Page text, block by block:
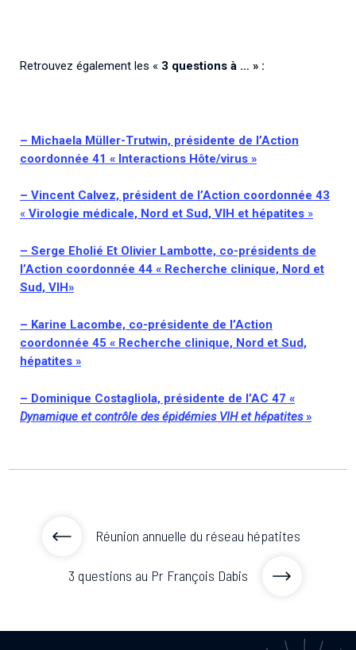
Retrouvez également les « 3 questions à … » :
– Michaela Müller-Trutwin, présidente de l’Action
coordonnée 41 « Interactions Hôte/virus »
– Vincent Calvez, président de l’Action coordonnée 43
« Virologie médicale, Nord et Sud, VIH et hépatites »
– Serge Eholié Et Olivier Lambotte, co-présidents de
l’Action coordonnée 44 « Recherche clinique, Nord et
Sud, VIH»
– Karine Lacombe, co-présidente de l’Action
coordonnée 45 « Recherche clinique, Nord et Sud,
hépatites »
– Dominique Costagliola, présidente de l’AC 47 «
Dynamique et contrôle des épidémies VIH et hépatites»
Réunion annuelle du réseau hépatites
3 questions au Pr François Dabis